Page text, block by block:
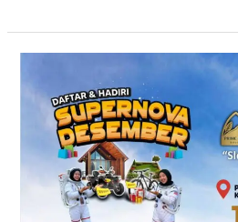
Prime
East
Bogor
Kavling